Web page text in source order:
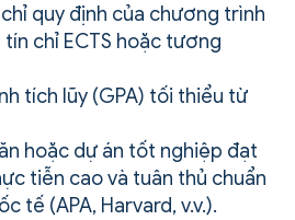
quy định của chương trình
chỉ ECTS hoặc tương
tích lũy (GPA) tối thiểu từ
hoặc dự án tốt nghiệp đạt
tiễn cao và tuân thủ chuẩn
tế (APA, Harvard, v.v.).